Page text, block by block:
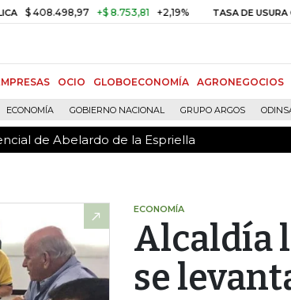
+$ 8.753,81 +2,19% TASA DE USURA
OCIO GLOBOECONOMÍA AGRONEGOCIOS
ECONOMÍA GOBIERNO NACIONAL GRUPO ARGOS
de Abelardo de la Espriella
de Abelardo de la Espriella
ECONOMÍA
Alcaldía
se